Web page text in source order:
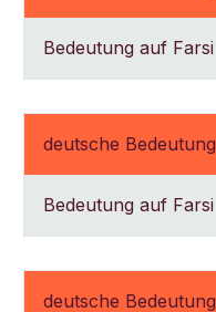
Bedeutung auf Farsi
deutsche Bedeutung
Bedeutung auf Farsi
deutsche Bedeutung